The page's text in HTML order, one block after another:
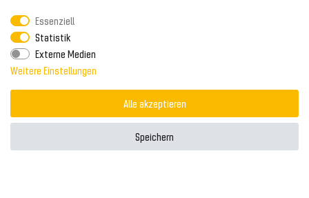
Essenziell
Statistik
Externe Medien
Weitere Einstellungen
Alle akzeptieren
Speichern
Zahlungsanbieter
Versand & Zahlung
WELTWEITER VERSAND
© 2026 Tuning Fanatics